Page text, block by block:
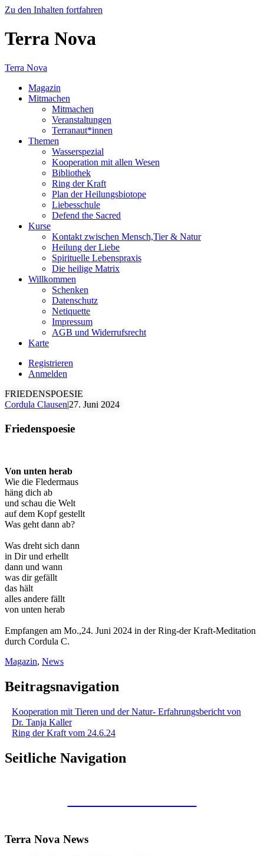
Zu den Inhalten fortfahren
Terra Nova
Terra Nova
Magazin
Mitmachen
Mitmachen
Veranstaltungen
Terranaut*innen
Themen
Wasserspezial
Kooperation mit allen Wesen
Bibliothek
Ring der Kraft
Plan der Heilungsbiotope
Liebesschule
Defend the Sacred
Kurse
Kontakt zwischen Mensch,Tier & Natur
Heilung der Liebe
Spirituelle Lebenspraxis
Die heilige Matrix
Willkommen
Schenken
Datenschutz
Netiquette
Impressum
AGB und Widerrufsrecht
Karte
Registrieren
Anmelden
FRIEDENSPOESIE
Cordula Clausen|27. Juni 2024
Friedenspoesie
Von unten herab
Wie die Fledermaus
häng dich ab
und schau die Welt
auf dem Kopf gestellt
Was geht dann ab?
Was dreht sich dann
in Dir und erhellt
dann und wann
was dir gefällt
das hält
alles andere fällt
von unten herab
Empfangen am Mo.,24. Juni 2024 in der Ring-der Kraft-Meditation
durch Cordula C.
Magazin, News
Beitragsnavigation
Kooperation mit Tieren und der Natur- Erfahrungsbericht von
Dr. Tanja Kaller
Ring der Kraft vom 24.6.24
Seitliche Navigation
Terra Nova News